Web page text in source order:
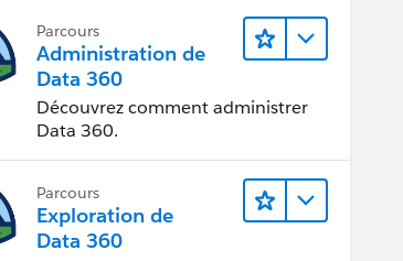
Parcours
Administration de
Data 360
Découvrez comment administrer
Data 360.
Parcours
Exploration de
Data 360